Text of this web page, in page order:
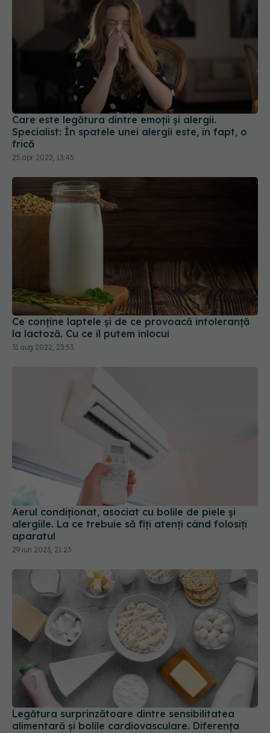
Care este legătura dintre emoții și alergii.
Specialist: În spatele unei alergii este, în fapt, o
frică
25 apr 2022, 13:45
Ce conține laptele și de ce provoacă intoleranță
la lactoză. Cu ce îl putem înlocui
31 aug 2022, 23:53
Aerul condiționat, asociat cu bolile de piele și
alergiile. La ce trebuie să fiți atenți când folosiți
aparatul
29 iun 2023, 21:23
Legătura surprinzătoare dintre sensibilitatea
alimentară și bolile cardiovasculare. Diferența